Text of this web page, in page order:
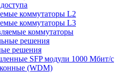
коммутаторы L2
коммутаторы L3
коммутаторы
решения
SFP модули 1000 Мбит/c
(WDM)